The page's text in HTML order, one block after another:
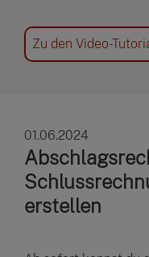
Zu den Video-
01.06.2024
erstellen